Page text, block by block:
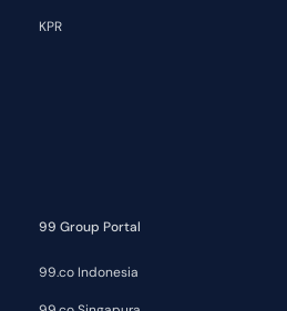
KPR
99 Group Portal
99.co Indonesia